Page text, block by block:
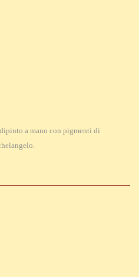
a mano con pigmenti di